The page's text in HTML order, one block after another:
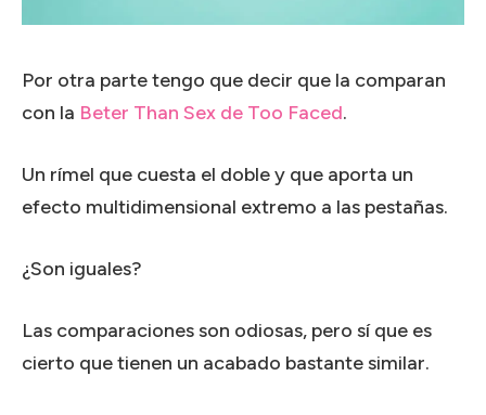
Por otra parte tengo que decir que la comparan
con la Beter Than Sex de Too Faced.
Un rímel que cuesta el doble y que aporta un
efecto multidimensional extremo a las pestañas.
¿Son iguales?
Las comparaciones son odiosas, pero sí que es
cierto que tienen un acabado bastante similar.